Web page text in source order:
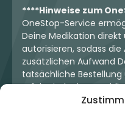
****Hinweise zum
OneStop-Service
Deine Medikation
autorisieren, sodass
zusätzlichen Aufwand
tatsächliche
erfolgt jedoch
Apotheke. Der